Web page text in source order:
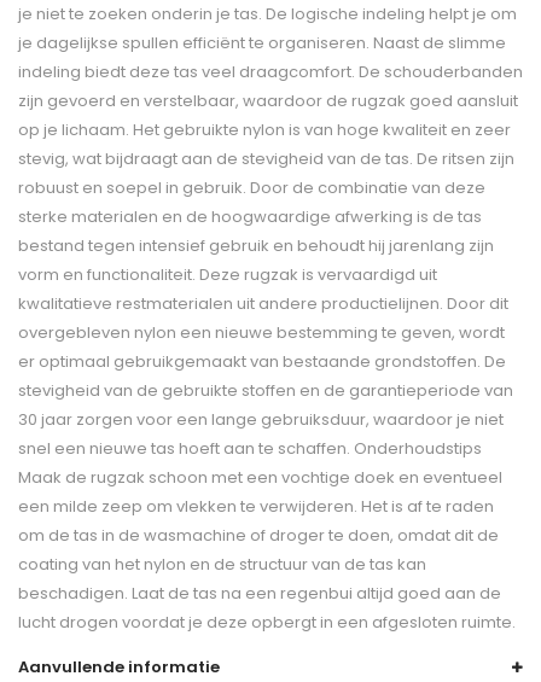
je niet te zoeken onderin je tas. De logische indeling helpt je om
je dagelijkse spullen efficiënt te organiseren. Naast de slimme
indeling biedt deze tas veel draagcomfort. De schouderbanden
zijn gevoerd en verstelbaar, waardoor de rugzak goed aansluit
op je lichaam. Het gebruikte nylon is van hoge kwaliteit en zeer
stevig, wat bijdraagt aan de stevigheid van de tas. De ritsen zijn
robuust en soepel in gebruik. Door de combinatie van deze
sterke materialen en de hoogwaardige afwerking is de tas
bestand tegen intensief gebruik en behoudt hij jarenlang zijn
vorm en functionaliteit. Deze rugzak is vervaardigd uit
kwalitatieve restmaterialen uit andere productielijnen. Door dit
overgebleven nylon een nieuwe bestemming te geven, wordt
er optimaal gebruikgemaakt van bestaande grondstoffen. De
stevigheid van de gebruikte stoffen en de garantieperiode van
30 jaar zorgen voor een lange gebruiksduur, waardoor je niet
snel een nieuwe tas hoeft aan te schaffen. Onderhoudstips
Maak de rugzak schoon met een vochtige doek en eventueel
een milde zeep om vlekken te verwijderen. Het is af te raden
om de tas in de wasmachine of droger te doen, omdat dit de
coating van het nylon en de structuur van de tas kan
beschadigen. Laat de tas na een regenbui altijd goed aan de
lucht drogen voordat je deze opbergt in een afgesloten ruimte.
Aanvullende informatie